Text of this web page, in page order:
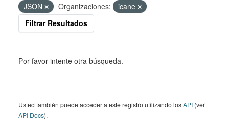
JSON
Organizaciones:
icane
Filtrar Resultados
Por favor intente otra búsqueda.
Usted también puede acceder a este registro utilizando losAPI (ver
API Docs).